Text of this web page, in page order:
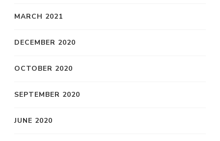
MARCH 2021
DECEMBER 2020
OCTOBER 2020
SEPTEMBER 2020
JUNE 2020